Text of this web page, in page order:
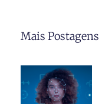
Mais Postagens